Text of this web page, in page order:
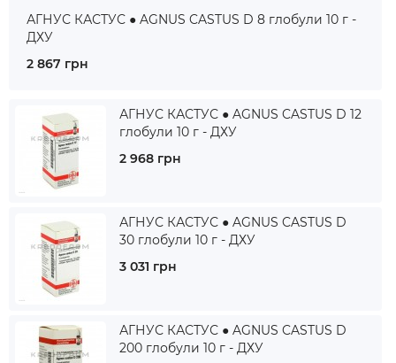
АГНУС КАСТУС ● AGNUS CASTUS D 8 глобули 10 г -
ДХУ
2 867 грн
АГНУС КАСТУС ● AGNUS CASTUS D 12
глобули 10 г - ДХУ
2 968 грн
АГНУС КАСТУС ● AGNUS CASTUS D
30 глобули 10 г - ДХУ
3 031 грн
АГНУС КАСТУС ● AGNUS CASTUS D
200 глобули 10 г - ДХУ